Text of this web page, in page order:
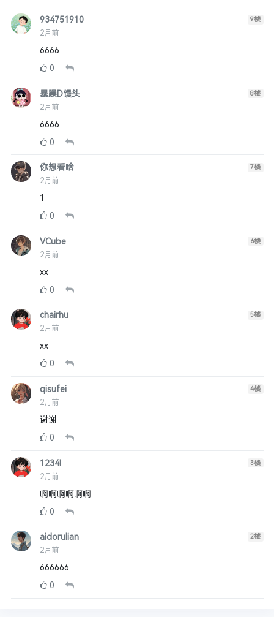
934751910
2月前
9楼
6666
0
暴躁D馒头
2月前
8楼
6666
0
你想看啥
2月前
7楼
1
0
VCube
2月前
6楼
xx
0
chairhu
2月前
5楼
xx
0
qisufei
2月前
4楼
谢谢
0
1234l
2月前
3楼
啊啊啊啊啊啊
0
aidorulian
2月前
2楼
666666
0